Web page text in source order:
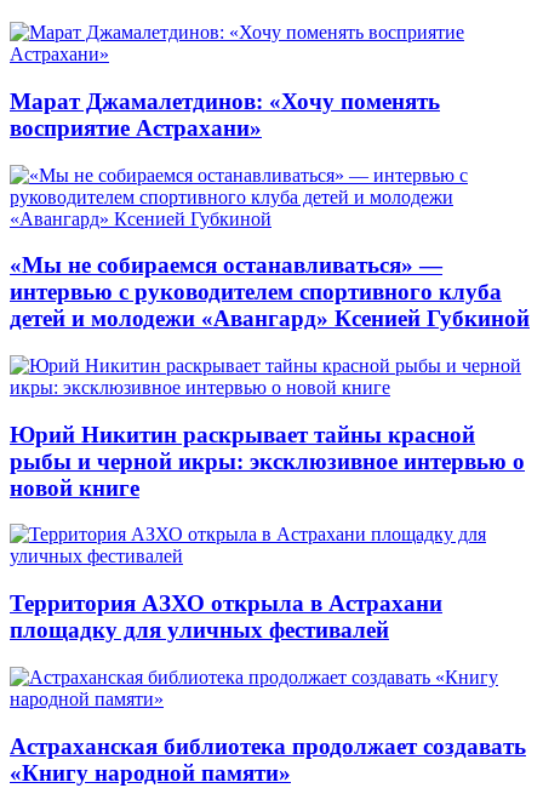
Марат Джамалетдинов: «Хочу поменять
восприятие Астрахани»
«Мы не собираемся останавливаться» —
интервью с руководителем спортивного клуба
детей и молодежи «Авангард» Ксенией Губкиной
Юрий Никитин раскрывает тайны красной
рыбы и черной икры: эксклюзивное интервью о
новой книге
Территория АЗХО открыла в Астрахани
площадку для уличных фестивалей
Астраханская библиотека продолжает создавать
«Книгу народной памяти»